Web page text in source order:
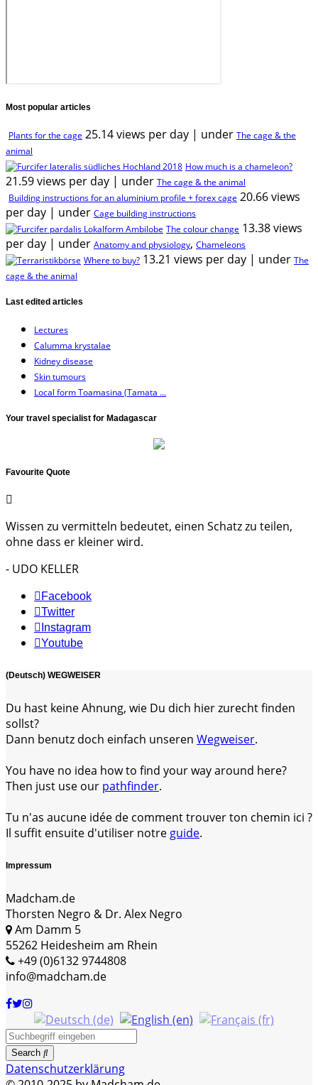
Most popular articles
Plants for the cage 25.14 views per day | under The cage & the
animal
How much is a chameleon?
21.59 views per day | under The cage & the animal
Building instructions for an aluminium profile + forex cage 20.66 views
per day | under Cage building instructions
The colour change 13.38 views
per day | under Anatomy and physiology, Chameleons
Where to buy? 13.21 views per day | under The
cage & the animal
Last edited articles
Lectures
Calumma krystalae
Kidney disease
Skin tumours
Local form Toamasina (Tamata ...
Your travel specialist for Madagascar
Favourite Quote
Wissen zu vermitteln bedeutet, einen Schatz zu teilen,
ohne dass er kleiner wird.
- UDO KELLER
Facebook
Twitter
Instagram
Youtube
(Deutsch) WEGWEISER
Du hast keine Ahnung, wie Du dich hier zurecht finden
sollst?
Dann benutz doch einfach unseren Wegweiser.
You have no idea how to find your way around here?
Then just use our pathfinder.
Tu n'as aucune idée de comment trouver ton chemin ici ?
Il suffit ensuite d'utiliser notre guide.
Impressum
Madcham.de
Thorsten Negro & Dr. Alex Negro
Am Damm 5
55262 Heidesheim am Rhein
+49 (0)6132 9744808
info@madcham.de
Search
Datenschutzerklärung